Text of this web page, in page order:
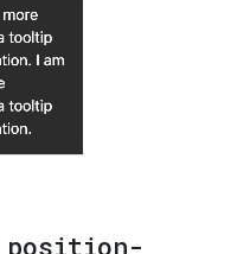
position-